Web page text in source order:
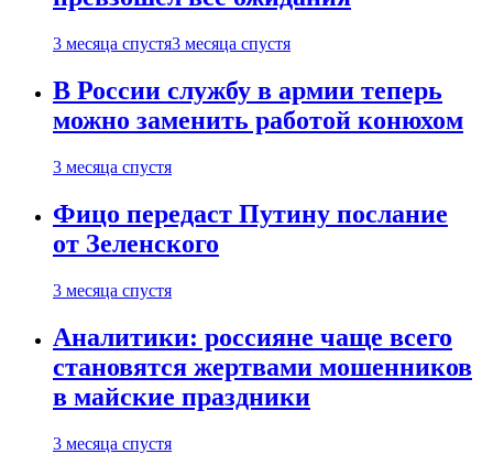
3 месяца спустя3 месяца спустя
В России службу в армии теперь
можно заменить работой конюхом
3 месяца спустя
Фицо передаст Путину послание
от Зеленского
3 месяца спустя
Аналитики: россияне чаще всего
становятся жертвами мошенников
в майские праздники
3 месяца спустя